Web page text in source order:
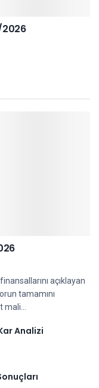
açıklayan
tamamını
Analizi